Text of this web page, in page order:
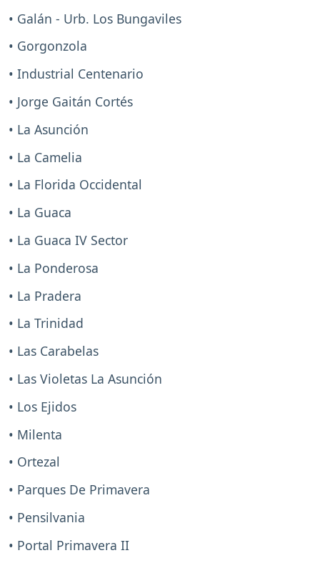
• Galán - Urb. Los Bungaviles
• Gorgonzola
• Industrial Centenario
• Jorge Gaitán Cortés
• La Asunción
• La Camelia
• La Florida Occidental
• La Guaca
• La Guaca IV Sector
• La Ponderosa
• La Pradera
• La Trinidad
• Las Carabelas
• Las Violetas La Asunción
• Los Ejidos
• Milenta
• Ortezal
• Parques De Primavera
• Pensilvania
• Portal Primavera II